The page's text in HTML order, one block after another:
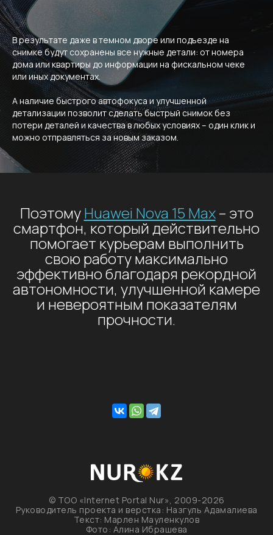
В результате даже в темном дворе или подъезде на
снимке будут сохранены все нужные детали: от номера
дома или квартиры до информации на фискальном чеке
или иных документах.
А наличие быстрого автофокуса и улучшенной
детализации позволит сделать быстрый снимок без
потери деталей и качества в любых условиях – один клик и
можно отправляться за новым заказом.
ПоэтомуHuawei Nova 15 Max– это
смартфон, который действительно
помогает курьерам выполнить
свою работу максимально
эффективно благодаря рекордной
автономности, улучшенной камере
и невероятным показателям
прочности.
© ТОО «Internet Portal Nur», 2009-2026
Руководитель проекта и верстка: Назгуль Адамалиева
Текст: Марлен Мауленкулов
Фото: Алина Ибрашева